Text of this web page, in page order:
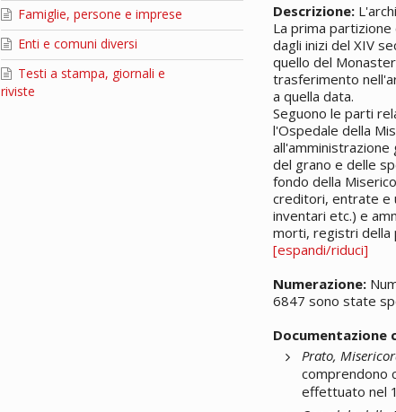
Famiglie, persone e imprese
Enti e comuni diversi
Testi a stampa, giornali e
riviste
Descrizione:
La prima
dagli inizi del XIV
quello del
trasferimento
a quella data.
Seguono le parti
l'Ospedale della
del grano e delle
fondo della
creditori, entrate e
inventari etc.) e
morti, registri della
[espandi/riduci]
Numerazione:
6847 sono state
Documentazione
Prato,
comprendono
effettuato nel